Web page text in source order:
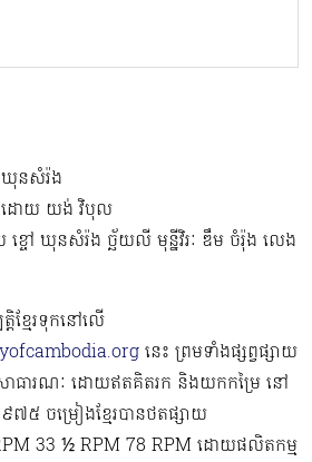
ឃុនសំរ៉ង
ដោយ យង់ វិបុល
យ ខ្ចៅ ឃុនសំរ៉ង ច្ឆ័យលី មុន្នីវិរៈ ឌឹម ចំរ៉ុង លេង
ខ្មែរទុកនៅលើ
នេះ ព្រមទាំងផ្សព្វផ្សាយ
ាធារណៈ ដោយឥតគិតរក និងយកកម្រៃ នៅ
៧៥ ចម្រៀងខ្មែរបានថតផ្សាយ
33 ½ RPM 78 RPM​ ដោយផលិតកម្ម